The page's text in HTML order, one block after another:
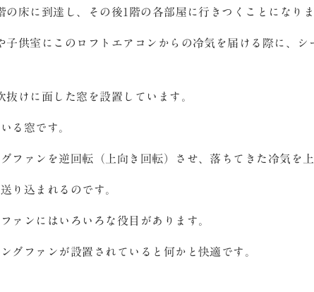
の床に到達し、その後1階の各部屋に行きつくことになりま
子供室にこのロフトエアコンからの冷気を届ける際に、シ
けに面した窓を設置しています。
る窓です。
ファンを逆回転（上向き回転）させ、落ちてきた冷気を
り込まれるのです。
ァンにはいろいろな役目があります。
グファンが設置されていると何かと快適です。